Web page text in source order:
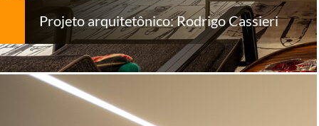
Projeto arquitetônico: Rodrigo Cassieri